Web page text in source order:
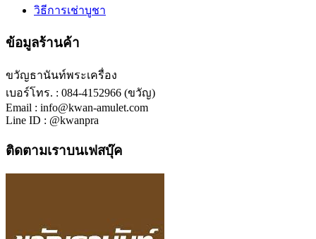
วิธีการเช่าบูชา
ข้อมูลร้านค้า
ขวัญธานันท์พระเครื่อง
เบอร์โทร. : 084-4152966 (ขวัญ)
Email : info@kwan-amulet.com
Line ID : @kwanpra
ติดตามเราบนเฟสบุ๊ค